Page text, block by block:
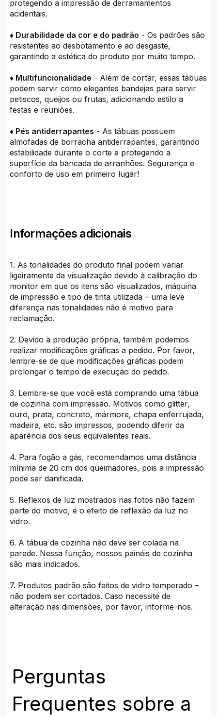
protegendo a impressão de derramamentos
acidentais.
♦ Durabilidade da cor e do padrão - Os padrões são
resistentes ao desbotamento e ao desgaste,
garantindo a estética do produto por muito tempo.
♦ Multifuncionalidade - Além de cortar, essas tábuas
podem servir como elegantes bandejas para servir
petiscos, queijos ou frutas, adicionando estilo a
festas e reuniões.
♦ Pés antiderrapantes - As tábuas possuem
almofadas de borracha antiderrapantes, garantindo
estabilidade durante o corte e protegendo a
superfície da bancada de arranhões. Segurança e
conforto de uso em primeiro lugar!
Informações adicionais
1. As tonalidades do produto final podem variar
ligeiramente da visualização devido à calibração do
monitor em que os itens são visualizados, máquina
de impressão e tipo de tinta utilizada – uma leve
diferença nas tonalidades não é motivo para
reclamação.
2. Devido à produção própria, também podemos
realizar modificações gráficas a pedido. Por favor,
lembre-se de que modificações gráficas podem
prolongar o tempo de execução do pedido.
3. Lembre-se que você está comprando uma tábua
de cozinha com impressão. Motivos como glitter,
ouro, prata, concreto, mármore, chapa enferrujada,
madeira, etc. são impressos, podendo diferir da
aparência dos seus equivalentes reais.
4. Para fogão a gás, recomendamos uma distância
mínima de 20 cm dos queimadores, pois a impressão
pode ser danificada.
5. Reflexos de luz mostrados nas fotos não fazem
parte do motivo, é o efeito de reflexão da luz no
vidro.
6. A tábua de cozinha não deve ser colada na
parede. Nessa função, nossos painéis de cozinha
são mais indicados.
7. Produtos padrão são feitos de vidro temperado –
não podem ser cortados. Caso necessite de
alteração nas dimensões, por favor, informe-nos.
Perguntas
Frequentes sobre a